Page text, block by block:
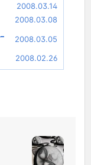
2008.03.14
2008.03.08
2008.03.05
2008.02.26